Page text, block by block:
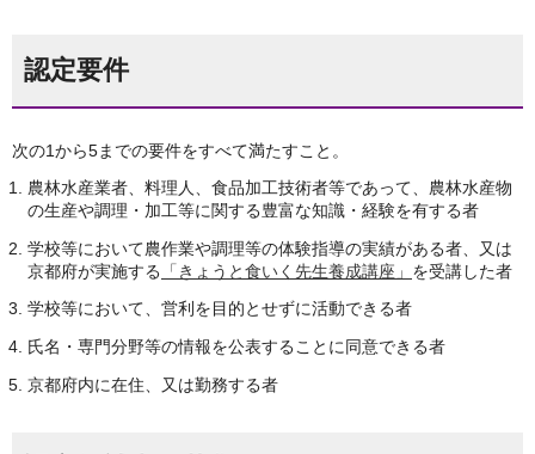
認定要件
次の1から5までの要件をすべて満たすこと。
農林水産業者、料理人、食品加工技術者等であって、農林水産物
の生産や調理・加工等に関する豊富な知識・経験を有する者
学校等において農作業や調理等の体験指導の実績がある者、又は
京都府が実施する
「きょうと食いく先生養成講座」 を受講した者
学校等において、営利を目的とせずに活動できる者
氏名・専門分野等の情報を公表することに同意できる者
京都府内に在住、又は勤務する者